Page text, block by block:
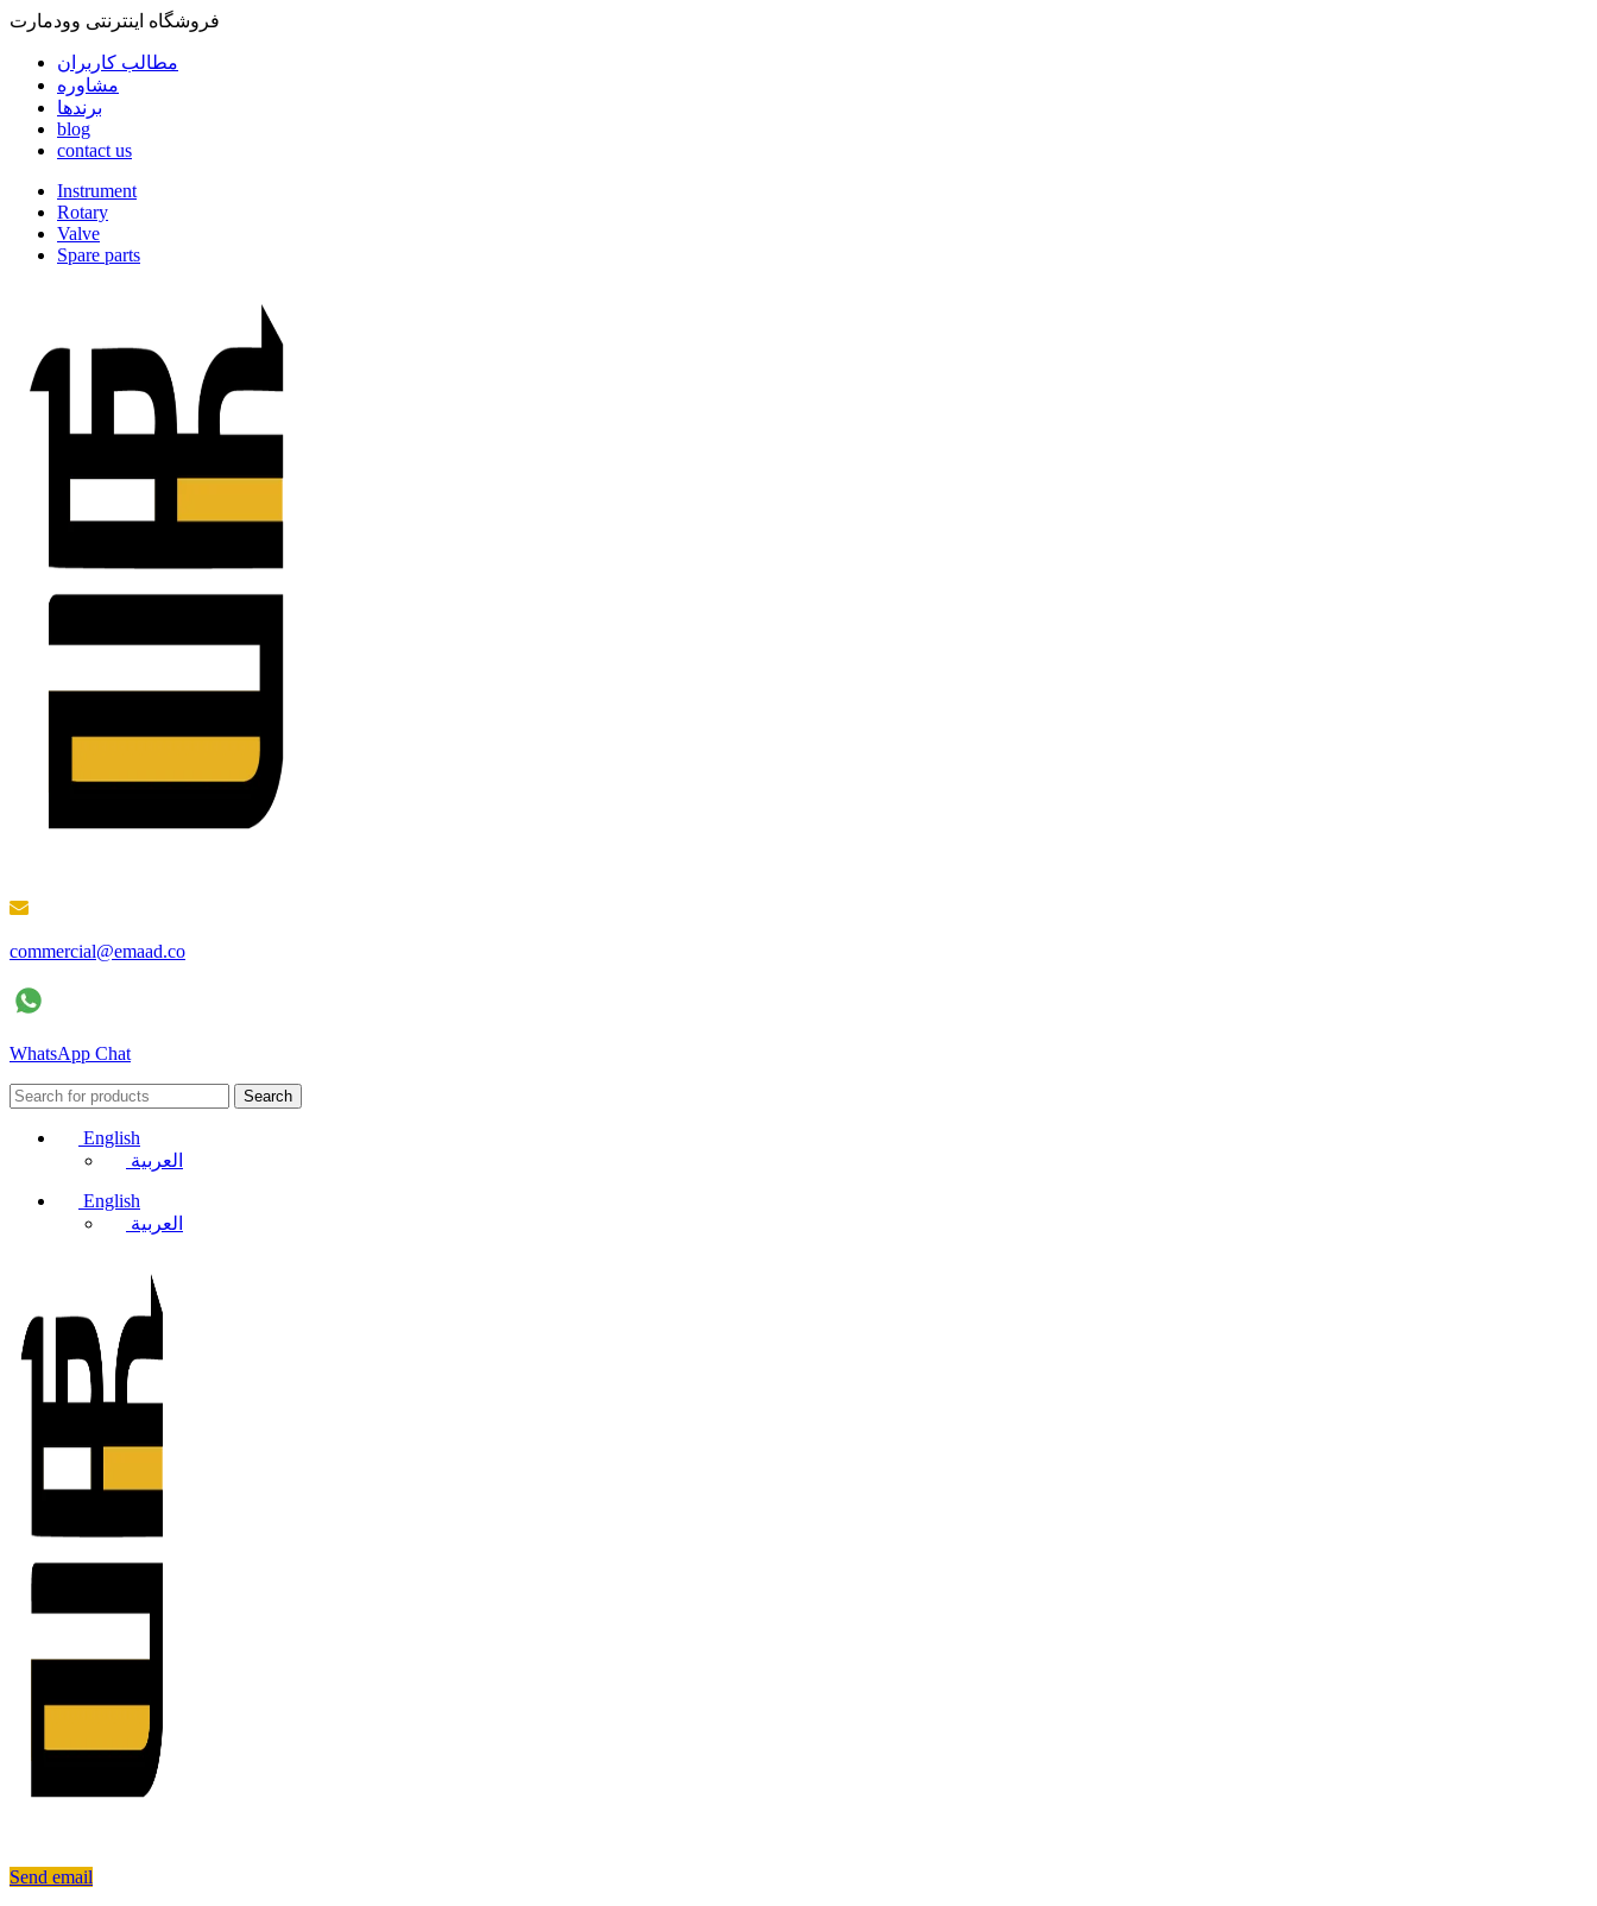
فروشگاه اینترنتی وودمارت
مطالب کاربران
مشاوره
برندها
blog
contact us
Instrument
Rotary
Valve
Spare parts
commercial@emaad.co
WhatsApp Chat
Search
English
العربية
English
العربية
Send email